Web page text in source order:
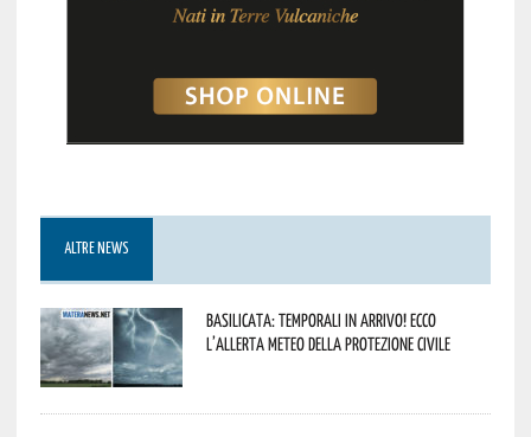
ALTRE NEWS
Basilicata: temporali in arrivo! Ecco
l’allerta meteo della Protezione civile